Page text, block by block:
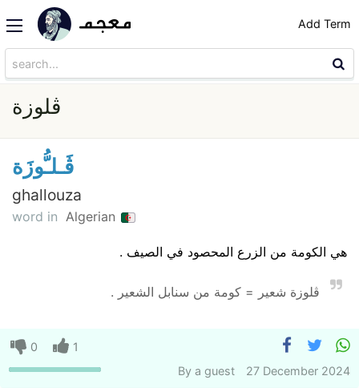
Add Term
ڨلوزة
ڨَـلـُّوزَة
ghallouza
word in Algerian
هي الكومة من الزرع المحصود في الصيف .
ڨلوزة شعير = كومة من سنابل الشعير .
0
1
By a guest 27 December 2024